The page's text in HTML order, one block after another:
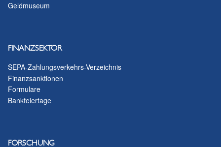
Geldmuseum
FINANZSEKTOR
SEPA-Zahlungsverkehrs-Verzeichnis
Finanzsanktionen
Formulare
Bankfeiertage
FORSCHUNG